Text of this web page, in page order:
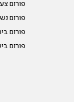
פורום
פורום
פורום
פורום